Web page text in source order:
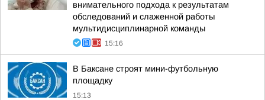
внимательного подхода к результатам
обследований и слаженной работы
мультидисциплинарной команды
15:16
В Баксане строят мини-футбольную
площадку
15:13